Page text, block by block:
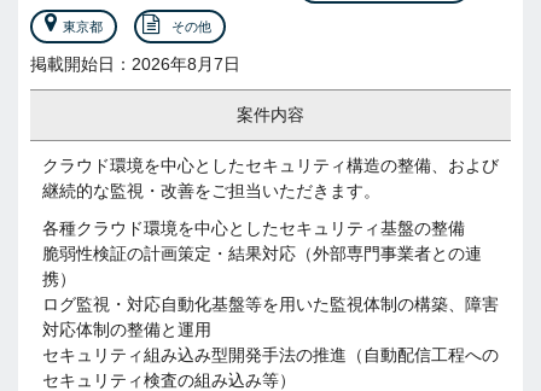
東京都 その他
掲載開始日：2026年8月7日
案件内容
クラウド環境を中心としたセキュリティ構造の整備、および
継続的な監視・改善をご担当いただきます。
各種クラウド環境を中心としたセキュリティ基盤の整備
脆弱性検証の計画策定・結果対応（外部専門事業者との連
携）
ログ監視・対応自動化基盤等を用いた監視体制の構築、障害
対応体制の整備と運用
セキュリティ組み込み型開発手法の推進（自動配信工程への
セキュリティ検査の組み込み等）